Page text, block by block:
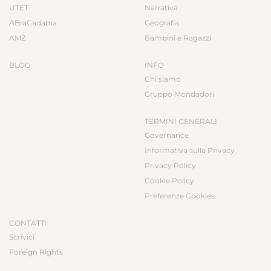
UTET
ABraCadabra
AMZ
BLOG
Narrativa
Geografia
Bambini e Ragazzi
INFO
Chi siamo
Gruppo Mondadori
TERMINI GENERALI
Governance
Informativa sulla Privacy
Privacy Policy
Cookie Policy
Preferenze Cookies
CONTATTI
Scrivici
Foreign Rights